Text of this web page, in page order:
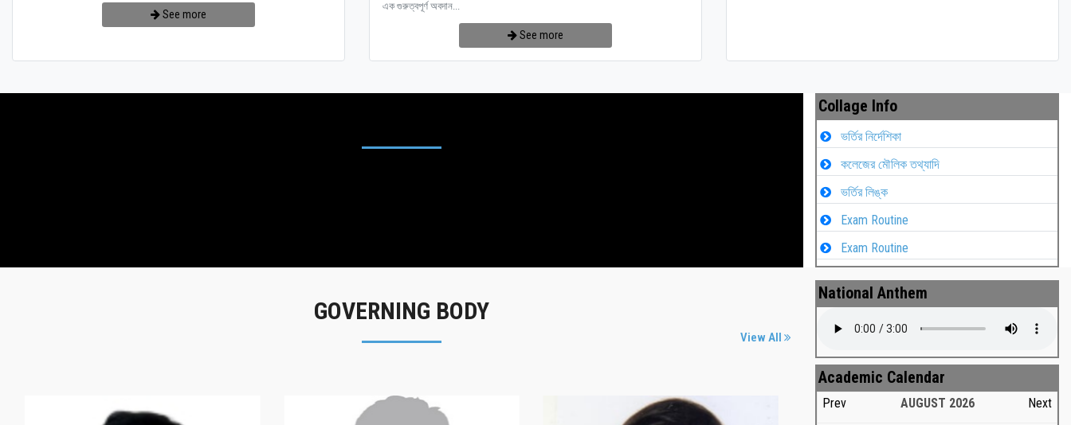
See more
এক গুরুত্বপূর্ণ অবদান...
See more
Collage Info
ভর্তির নির্দেশিকা
কলেজের মৌলিক তথ্যাদি
ভর্তির লিঙ্ক
Exam Routine
Exam Routine
GOVERNING BODY
View All
National Anthem
Academic Calendar
Prev AUGUST 2026 Next